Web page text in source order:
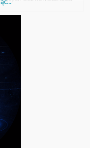
lub połączenia